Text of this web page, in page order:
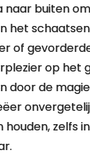
naar buiten
het
of
op het
door de
houden, zelfs